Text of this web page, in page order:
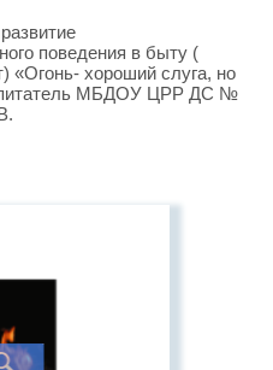
поведения в быту (
«Огонь- хороший слуга, но
МБДОУ ЦРР ДС №